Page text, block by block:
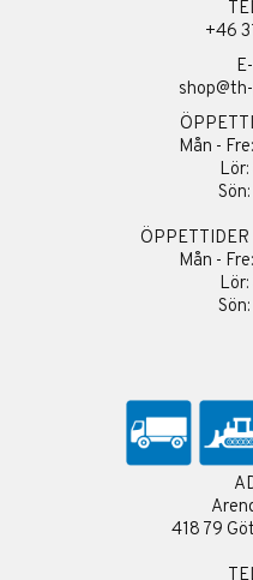
+46
Mån -
Lör:
ÖPPETTIDER
Mån -
Lör:
418 79